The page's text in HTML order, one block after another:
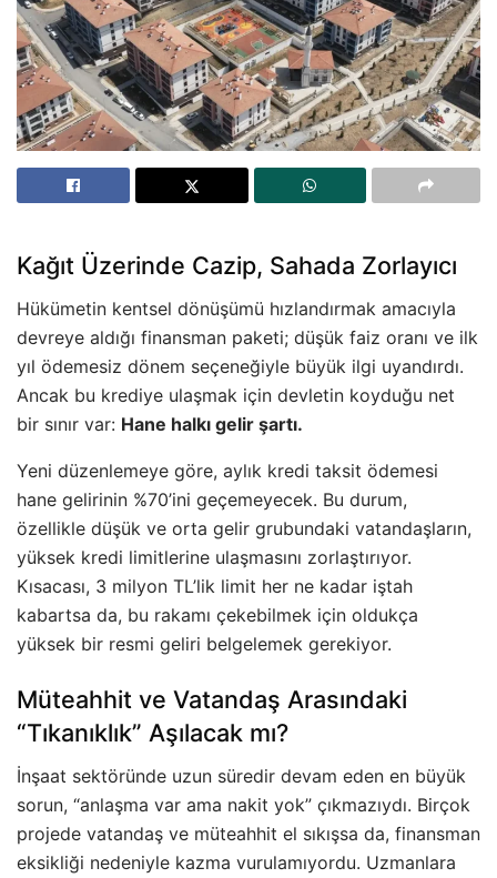
Kağıt Üzerinde Cazip, Sahada Zorlayıcı
Hükümetin kentsel dönüşümü hızlandırmak amacıyla
devreye aldığı finansman paketi; düşük faiz oranı ve ilk
yıl ödemesiz dönem seçeneğiyle büyük ilgi uyandırdı.
Ancak bu krediye ulaşmak için devletin koyduğu net
bir sınır var: Hane halkı gelir şartı.
Yeni düzenlemeye göre, aylık kredi taksit ödemesi
hane gelirinin %70’ini geçemeyecek. Bu durum,
özellikle düşük ve orta gelir grubundaki vatandaşların,
yüksek kredi limitlerine ulaşmasını zorlaştırıyor.
Kısacası, 3 milyon TL’lik limit her ne kadar iştah
kabartsa da, bu rakamı çekebilmek için oldukça
yüksek bir resmi geliri belgelemek gerekiyor.
Müteahhit ve Vatandaş Arasındaki
“Tıkanıklık” Aşılacak mı?
İnşaat sektöründe uzun süredir devam eden en büyük
sorun, “anlaşma var ama nakit yok” çıkmazıydı. Birçok
projede vatandaş ve müteahhit el sıkışsa da, finansman
eksikliği nedeniyle kazma vurulamıyordu. Uzmanlara